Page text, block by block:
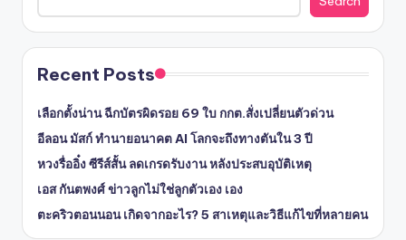
Recent Posts
เลือกตั้งน่าน ฉีกบัตรผิดรอย 69 ใบ กกต.สั่งเปลี่ยนตัวด่วน
อีลอน มัสก์ ทำนายอนาคต AI โลกจะถึงทางตันใน 3 ปี
หวงรื่ออิ๋ง ซีรีส์สั้น ลดเกรดรับงาน หลังประสบอุบัติเหตุ
เอส กันตพงศ์ ข่าวลูกไม่ใช่ลูกตัวเอง เอง
ตะคริวตอนนอน เกิดจากอะไร? 5 สาเหตุและวิธีแก้ไขที่หลายคน